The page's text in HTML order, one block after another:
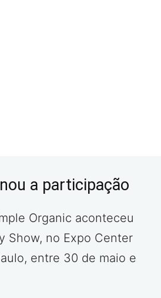
a participação
Organic aconteceu
Show, no Expo Center
entre 30 de maio e